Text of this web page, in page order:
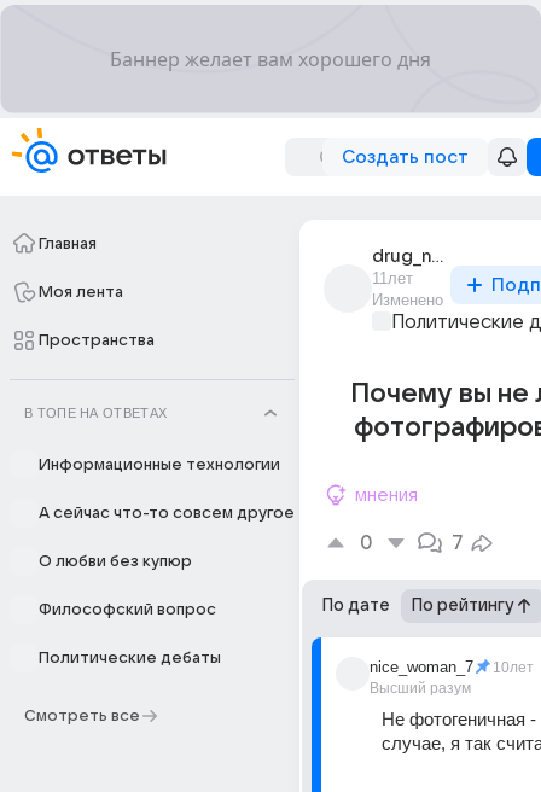
Создать пост
Главная
Моя лента
Пространства
В ТОПЕ НА ОТВЕТАХ
Информационные технологии
А сейчас что-то совсем другое
О любви без купюр
Философский вопрос
Политические дебаты
Смотреть все
drug_no1
11лет
Изменено
Политические
Почему вы не
мнения
0 7
По дате По рейтингу
nice_woman_7
Высший разум
10лет
Не фотогеничная
случае, я так